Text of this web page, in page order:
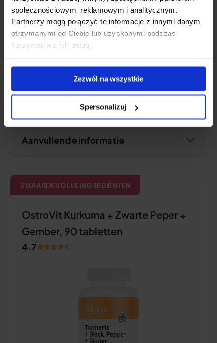
społecznościowym, reklamowym i analitycznym.
Partnerzy mogą połączyć te informacje z innymi danymi
otrzymanymi od Ciebie lub uzyskanymi podczas
korzystania z ich usług.
Zezwól na wszystkie
Spersonalizuj
Prijs controleren
Productbeschrijving
Voor- en nadelen
Aanvullende informatie
3 WAARDEVOLLE INGREDIËNTEN
OstroVit Kurkuma + Zwarte Peper +
Gember, 90 tabletten
4.7